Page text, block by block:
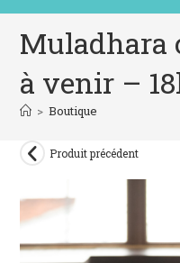
Muladhara
à venir –
> Boutique
Produit précédent